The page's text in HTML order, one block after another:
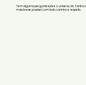
Tem alguma pergunta sobre o universo do Tantra
mais breve possível com todo carinho e respeito.